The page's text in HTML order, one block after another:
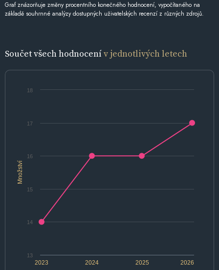
Graf znázorňuje změny procentního konečného hodnocení, vypočítaného na
základě souhrnné analýzy dostupných uživatelských recenzí z různých zdrojů.
Součet všech hodnocenív jednotlivých letech
Množství
2024 2026
2023 2025
13
14
15
16
17
18